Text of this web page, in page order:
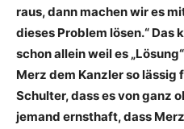
raus, dann machen wir es
dieses Problem lösen.“ Das
schon allein weil es
Merz dem Kanzler so
Schulter, dass es von ganz
jemand ernsthaft, dass